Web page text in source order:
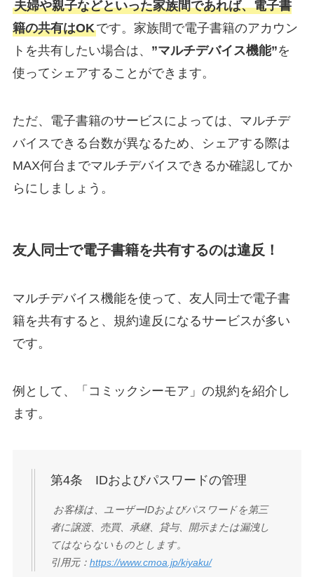
夫婦や親子などといった家族間であれば、電子書
籍の共有はOKです。家族間で電子書籍のアカウン
トを共有したい場合は、 ”マルチデバイス機能”を
使ってシェアすることができます。
ただ、電子書籍のサービスによっては、マルチデ
バイスできる台数が異なるため、シェアする際は
MAX何台までマルチデバイスできるか確認してか
らにしましょう。
友人同士で電子書籍を共有するのは違反！
マルチデバイス機能を使って、友人同士で電子書
籍を共有すると、規約違反になるサービスが多い
です。
例として、「コミックシーモア」の規約を紹介し
ます。
第4条 IDおよびパスワードの管理
お客様は、ユーザーIDおよびパスワードを第三
者に譲渡、売買、承継、貸与、開示または漏洩し
てはならないものとします。
引用元： https://www.cmoa.jp/kiyaku/